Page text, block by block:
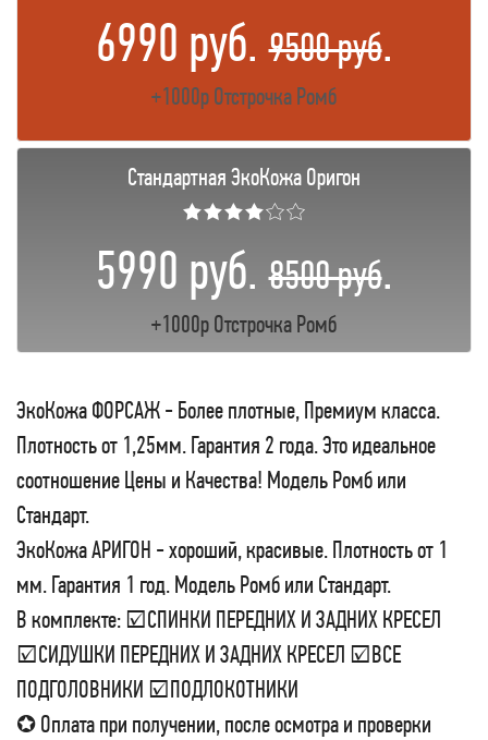
6990 руб.9500 руб.
+1000р Отстрочка Ромб
Стандартная ЭкоКожа Оригон
★★★★☆☆
5990 руб.8500 руб.
+1000р Отстрочка Ромб
ЭкоКожа ФОРСАЖ - Более плотные, Премиум класса.
Плотность от 1,25мм. Гарантия 2 года. Это идеальное
соотношение Цены и Качества! Модель Ромб или
Стандарт.
ЭкоКожа АРИГОН - хороший, красивые. Плотность от 1
мм. Гарантия 1 год. Модель Ромб или Стандарт.
В комплекте: ☑СПИНКИ ПЕРЕДНИХ И ЗАДНИХ КРЕСЕЛ
☑СИДУШКИ ПЕРЕДНИХ И ЗАДНИХ КРЕСЕЛ ☑ВСЕ
ПОДГОЛОВНИКИ ☑ПОДЛОКОТНИКИ
✪ Оплата при получении, после осмотра и проверки